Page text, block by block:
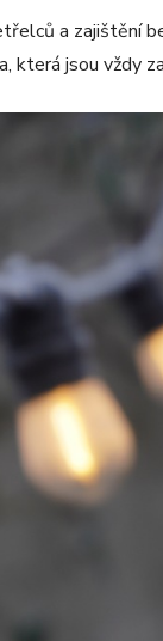
a zajištění
která jsou vždy